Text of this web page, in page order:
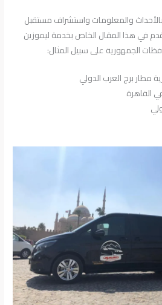
والمعلومات واستشراف مستقبل
في هذا المقال الخاص بخدمة ليموزين
الجمهورية على سبيل المثال:
مطار برج العرب الدولي
القاهرة